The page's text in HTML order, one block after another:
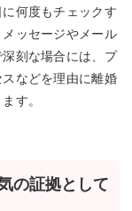
何度もチェックす
ッセージやメール
刻な場合には、プ
などを理由に離婚
す。
の証拠として